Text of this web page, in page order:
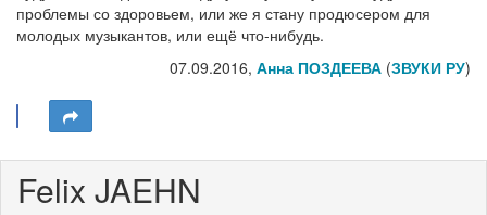
проблемы со здоровьем, или же я стану продюсером для
молодых музыкантов, или ещё что-нибудь.
07.09.2016, Анна ПОЗДЕЕВА (ЗВУКИ РУ)
Felix JAEHN